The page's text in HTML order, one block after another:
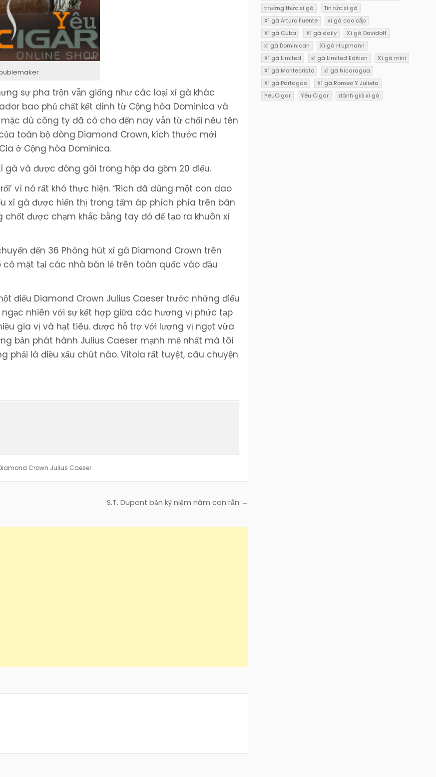
sự pha trộn vẫn giống như các loại xì gà khác
bao phủ chất kết dính từ Cộng hòa Dominica và
dù công ty đã có cho đến nay vẫn từ chối nêu tên
toàn bộ dòng Diamond Crown, kích thước mới
ở Cộng hòa Dominica.
gà và được đóng gói trong hộp da gồm 20 điếu.
vì nó rất khó thực hiện. “Rich đã dùng một con dao
xì gà được hiển thị trong tấm áp phích phía trên bàn
được chạm khắc bằng tay đó để tạo ra khuôn xì
đến 36 Phòng hút xì gà Diamond Crown trên
mặt tại các nhà bán lẻ trên toàn quốc vào đầu
điếu Diamond Crown Julius Caeser trước những điếu
nhiên với sự kết hợp giữa các hương vị phức tạp
gia vị và hạt tiêu. được hỗ trợ với lượng vị ngọt vừa
bản phát hành Julius Caeser mạnh mẽ nhất mà tôi
phải là điều xấu chút nào. Vitola rất tuyệt, câu chuyện
Crown Julius Caeser
S.T. Dupont bản kỷ niệm năm con rắn →
thưởng thức xì gà
Tin tức xì gà
Xì gà Arturo Fuente
xì gà cao cấp
Xì gà Cuba
Xì gà daily
Xì gà Davidoff
xì gà Dominican
Xì gà H.upmann
Xì gà Limited
xì gà Limited Edition
Xì gà mini
Xì gà Montecristo
xì gà Nicaragua
Xì gà Partagas
Xì gà Romeo Y Julieta
YeuCigar
Yêu Cigar đánh giá xì gà